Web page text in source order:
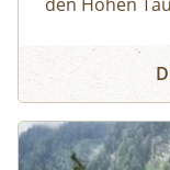
Gesteinswelt
sonst zeigt
die
Geotrail